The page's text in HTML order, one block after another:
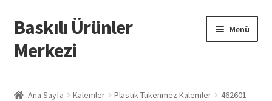
Dolaşıma
geç
İçeriğe
geç
Baskılı Ürünler
Merkezi
Menü
Ana Sayfa Kalemler Plastik Tükenmez Kalemler
462601